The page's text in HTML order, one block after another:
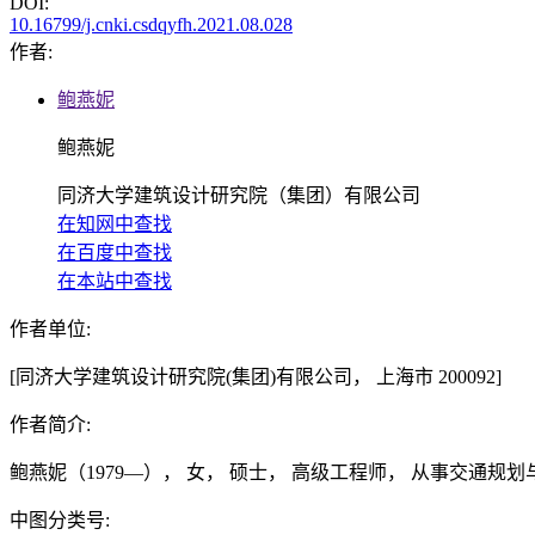
10.16799/j.cnki.csdqyfh.2021.08.028
作者:
鲍燕妮
鲍燕妮
同济大学建筑设计研究院（集团）有限公司
在知网中查找
在百度中查找
在本站中查找
作者单位:
[同济大学建筑设计研究院(集团)有限公司， 上海市 200092]
作者简介:
鲍燕妮（1979—）， 女， 硕士， 高级工程师， 从事交通规划
中图分类号: